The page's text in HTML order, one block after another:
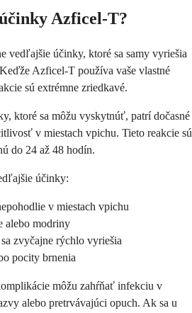
Azficel-T?
vedľajšie účinky, ktoré sa samy vyriešia
Azficel-T používa vaše vlastné
sú extrémne zriedkavé.
ktoré sa môžu vyskytnúť, patrí dočasné
v miestach vpichu. Tieto reakcie sú
do 24 až 48 hodín.
účinky:
v miestach vpichu
alebo modriny
zvyčajne rýchlo vyriešia
pocity brnenia
môžu zahŕňať infekciu v
alebo pretrvávajúci opuch. Ak sa u